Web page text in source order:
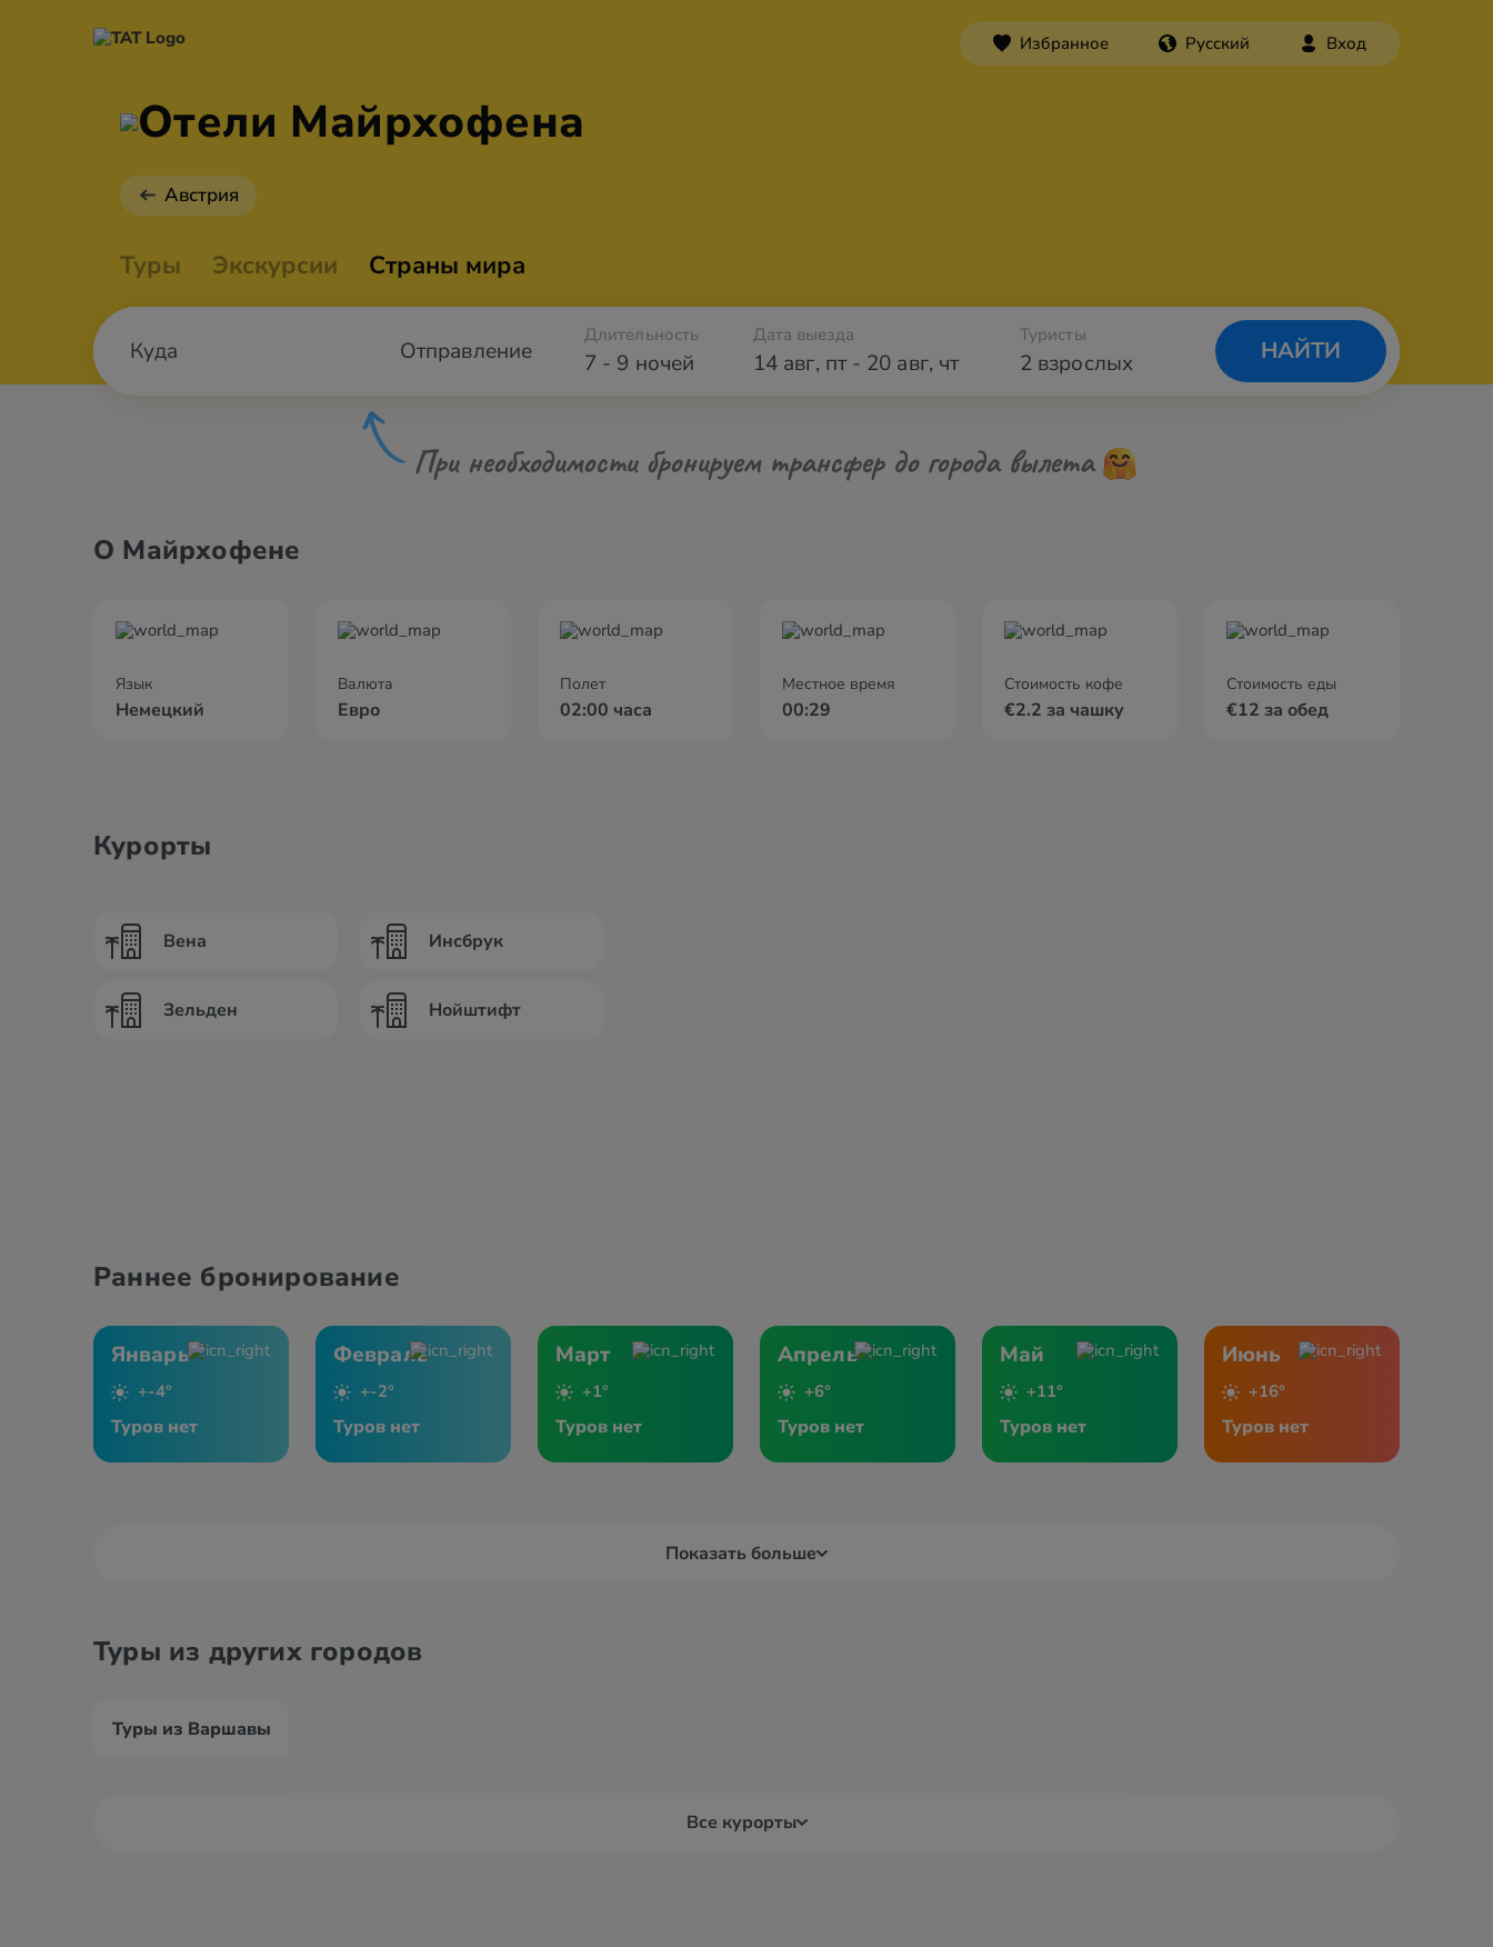
Избранное Русский Вход
Отели Майрхофена
Австрия
Туры Экскурсии Страны мира
Отправление 7 - 9 ночей
Длительность Дата выезда
14 авг, пт- 20 авг, чт 2 взрослых
Туристы
НАЙТИ
При необходимости бронируем трансфер до города вылета
О Майрхофене
Язык
Немецкий
Валюта
Евро
Полет
02:00 часа
Местное время
00:29
Стоимость кофе
€2.2 за чашку
Стоимость еды
€12 за обед
Курорты
Вена
Зельден
Инсбрук
Нойштифт
Раннее бронирование
Январь
+-4°
Туров нет
Февраль
+-2°
Туров нет
Март
+1°
Туров нет
Апрель
+6°
Туров нет
Май
+11°
Туров нет
Июнь
+16°
Туров нет
Показать больше
Туры из других городов
Туры из Варшавы
Все курорты